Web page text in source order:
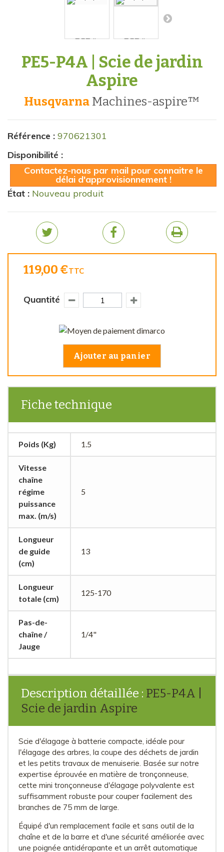
PE5-P4A | Scie de jardin
Aspire
Husqvarna machines-aspire™
Référence : 970621301
Disponibilité :
Contactez-nous par mail pour connaitre le
délai d'approvisionnement !
État : Nouveau produit
119,00 €TTC
Quantité
Ajouter au panier
Fiche technique
Poids (Kg) 1.5
Vitesse
chaîne
régime
puissance
max. (m/s)
5
Longueur
de guide
(cm)
13
Longueur
totale (cm)
125-170
Pas-de-
chaîne /
Jauge
1/4"
Description détaillée : PE5-P4A |
Scie de jardin Aspire
Scie d'élagage à batterie compacte, idéale pour
l'élagage des arbres, la coupe des déchets de jardin
et les petits travaux de menuiserie. Basée sur notre
expertise éprouvée en matière de tronçonneuse,
cette mini tronçonneuse d'élagage polyvalente est
suffisamment robuste pour couper facilement des
branches de 75 mm de large.
Équipé d'un remplacement facile et sans outil de la
chaîne et de la barre et d'une sécurité améliorée avec
une poignée antidérapante et un arrêt automatique